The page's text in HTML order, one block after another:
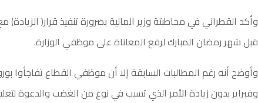
وأكد القطراني في مخاطبتة وزير المالية بضرورة تنفيذ قرار(
قبل شهر رمضان المبارك لرفع المعاناة على موظفي الوزارة.
وأوضح أنه رغم المطالبات السابقة إلا أن موظفي القطاع تفاجأوا
وفبراير بدون زيادة الأمر الذي تسبب في نوع من الغضب والدعوة